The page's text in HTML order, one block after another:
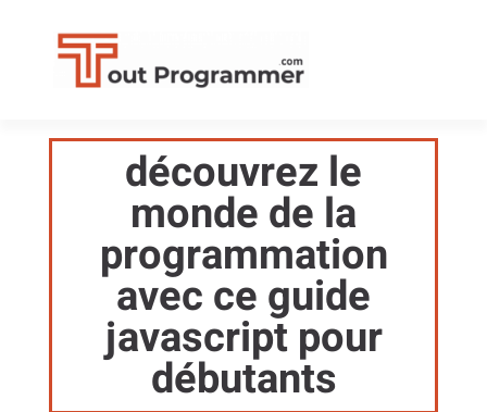
découvrez le
monde de la
programmation
avec ce guide
javascript pour
débutants